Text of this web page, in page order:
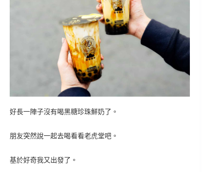
好長一陣子沒有喝黑糖珍珠鮮奶了。
朋友突然說一起去喝看看老虎堂吧。
基於好奇我又出發了。